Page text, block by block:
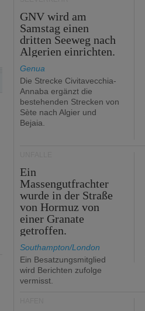
GNV wird am
Samstag einen
dritten Seeweg nach
Algerien einrichten.
Genua
Die Strecke Civitavecchia-
Annaba ergänzt die
bestehenden Strecken von
Sète nach Algier und
Bejaia.
Ein
Massengutfrachter
wurde in der Straße
von Hormuz von
einer Granate
getroffen.
Southampton/London
Ein Besatzungsmitglied
wird Berichten zufolge
vermisst.